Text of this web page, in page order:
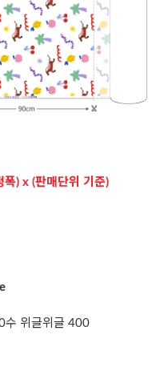
) x (판매단위 기준)
수 위글위글 400